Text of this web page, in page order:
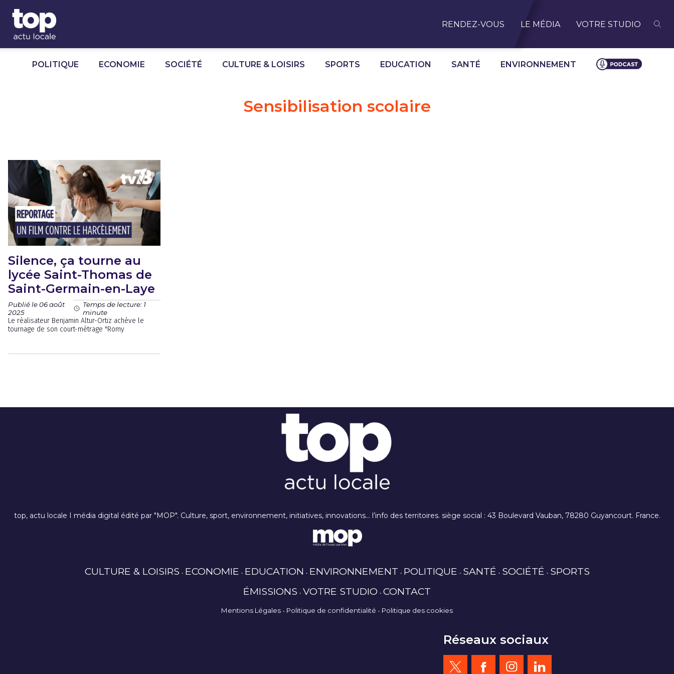
RENDEZ-VOUS LE MÉDIA VOTRE STUDIO
POLITIQUE ECONOMIE SOCIÉTÉ CULTURE & LOISIRS SPORTS EDUCATION SANTÉ ENVIRONNEMENT
Sensibilisation scolaire
Silence, ça tourne au
lycée Saint-Thomas de
Saint-Germain-en-Laye
Publié le 06 août
2025
Temps de lecture: 1
minute
Le réalisateur Benjamin Altur-Ortiz achève le
tournage de son court-métrage "Romy
top, actu locale I média digital édité par "MOP". Culture, sport, environnement, initiatives, innovations… l’info des territoires. siège social : 43 Boulevard Vauban, 78280 Guyancourt. France.
CULTURE & LOISIRS ECONOMIE EDUCATION ENVIRONNEMENT POLITIQUE SANTÉ SOCIÉTÉ SPORTS
ÉMISSIONS VOTRE STUDIO CONTACT
Mentions Légales Politique de confidentialité Politique des cookies
Réseaux sociaux